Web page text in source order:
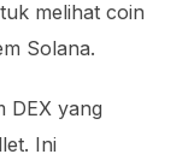
melihat coin
Solana.
DEX yang
Ini